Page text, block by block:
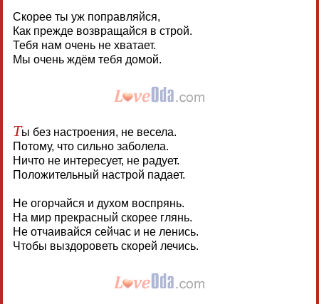
Скорее ты уж поправляйся,
Как прежде возвращайся в строй.
Тебя нам очень не хватает.
Мы очень ждём тебя домой.
Ты без настроения, не весела.
Потому, что сильно заболела.
Ничто не интересует, не радует.
Положительный настрой падает.
Не огорчайся и духом воспрянь.
На мир прекрасный скорее глянь.
Не отчаивайся сейчас и не ленись.
Чтобы выздороветь скорей лечись.